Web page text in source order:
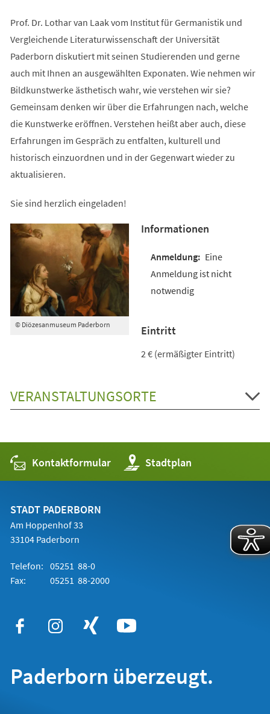
Prof. Dr. Lothar van Laak vom Institut für Germanistik und
Vergleichende Literaturwissenschaft der Universität
Paderborn diskutiert mit seinen Studierenden und gerne
auch mit Ihnen an ausgewählten Exponaten. Wie nehmen wir
Bildkunstwerke ästhetisch wahr, wie verstehen wir sie?
Gemeinsam denken wir über die Erfahrungen nach, welche
die Kunstwerke eröffnen. Verstehen heißt aber auch, diese
Erfahrungen im Gespräch zu entfalten, kulturell und
historisch einzuordnen und in der Gegenwart wieder zu
aktualisieren.
Sie sind herzlich eingeladen!
© Diözesanmuseum Paderborn
Informationen
Eine
Anmeldung ist nicht
notwendig
Eintritt
2 € (ermäßigter Eintritt)
VERANSTALTUNGSORTE
Kontaktformular Stadtplan
(Öffnet
in
einem
STADT PADERBORN
Am Hoppenhof 33
33104 Paderborn
Telefon: 05251 88-0
Fax:
05251 88-2000
Paderborn überzeugt.